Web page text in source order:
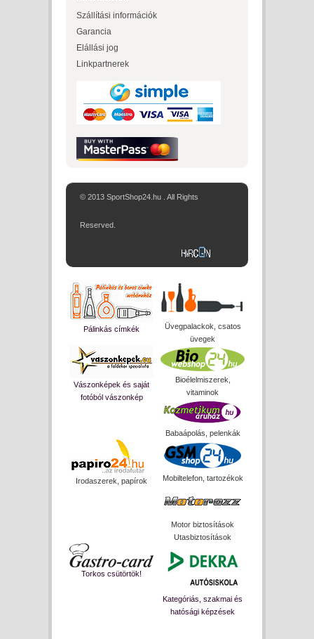
Szállítási információk
Garancia
Elállási jog
Linkpartnerek
© 2013 SportShop24.hu . All Rights
Reserved.
Pálinkás címkék
Üvegpalackok, csatos
üvegek
Vászonképek és saját
fotóból vászonkép
Bioélelmiszerek,
vitaminok
Babaápolás, pelenkák
Irodaszerek, papírok Mobiltelefon, tartozékok
Motor biztosítások
Utasbiztosítások
Torkos csütörtök!
Kategóriás, szakmai és
hatósági képzések